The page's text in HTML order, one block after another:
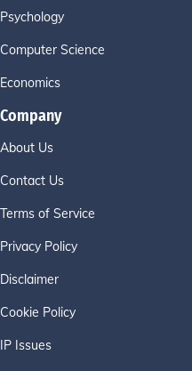
Psychology
Computer Science
Economics
Company
About Us
Contact Us
Terms of Service
Privacy Policy
Disclaimer
Cookie Policy
IP Issues